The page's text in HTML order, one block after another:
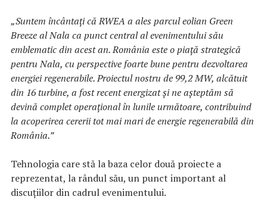
„Suntem încântați că RWEA a ales parcul eolian Green
Breeze al Nala ca punct central al evenimentului său
emblematic din acest an. România este o piață strategică
pentru Nala, cu perspective foarte bune pentru dezvoltarea
energiei regenerabile. Proiectul nostru de 99,2 MW, alcătuit
din 16 turbine, a fost recent energizat și ne așteptăm să
devină complet operațional în lunile următoare, contribuind
la acoperirea cererii tot mai mari de energie regenerabilă din
România.”
Tehnologia care stă la baza celor două proiecte a
reprezentat, la rândul său, un punct important al
discuțiilor din cadrul evenimentului.